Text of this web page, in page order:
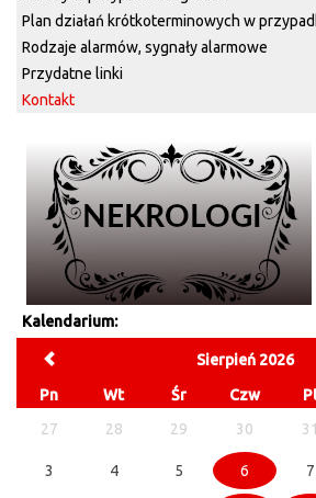
Plan działań krótkoterminowych w
Rodzaje alarmów, sygnały alarmowe
Przydatne linki
Kontakt
Kalendarium:
Sierpień 2026
Pn
Wt Śr Czw
27
28 29 30 31
3 4 5 6 7